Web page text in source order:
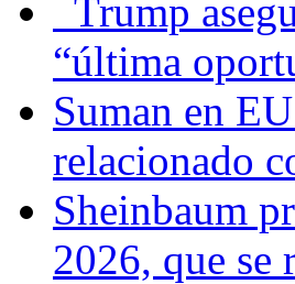
Trump
“última
Suman en
relacionado
Sheinbaum
2026, que se